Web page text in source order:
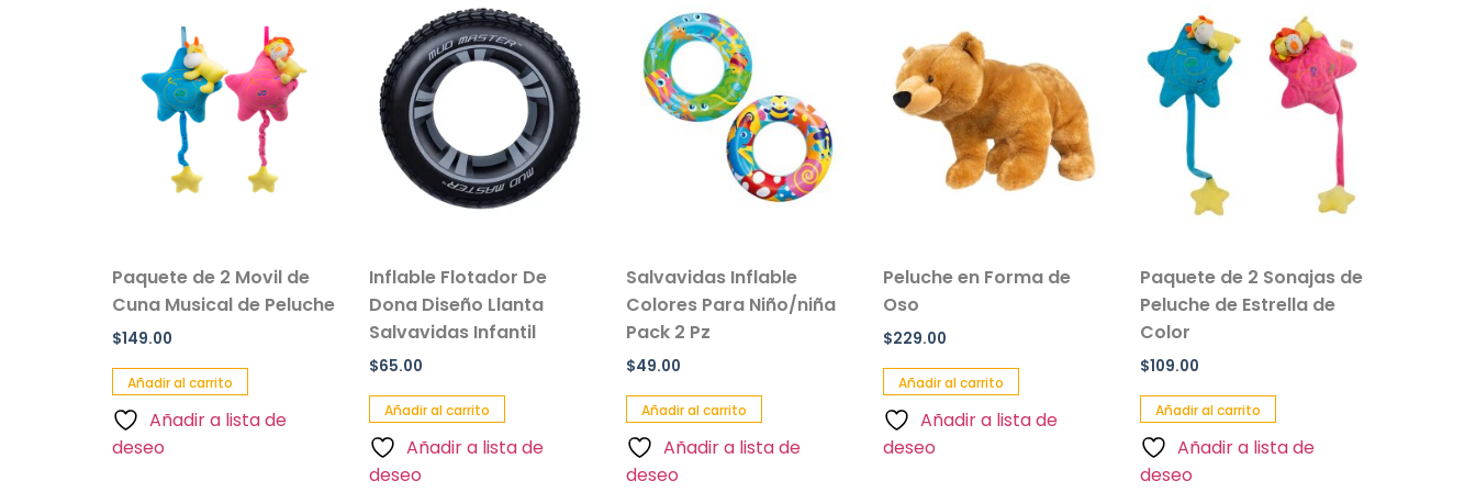
Paquete de 2 Movil de
Cuna Musical de Peluche
$149.00
Añadir al carrito
Añadir a lista de
deseo
Inflable Flotador De
Dona Diseño Llanta
Salvavidas Infantil
$65.00
Añadir al carrito
Añadir a lista de
deseo
Salvavidas Inflable
Colores Para Niño/niña
Pack 2 Pz
$49.00
Añadir al carrito
Añadir a lista de
deseo
Peluche en Forma de
Oso
$229.00
Añadir al carrito
Añadir a lista de
deseo
Paquete de 2 Sonajas de
Peluche de Estrella de
Color
$109.00
Añadir al carrito
Añadir a lista de
deseo